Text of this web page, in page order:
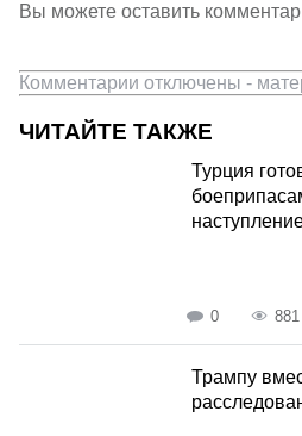
Вы можете оставить
Комментарии отключены -
ЧИТАЙТЕ ТАКЖЕ
Турция
0 881
Трампу